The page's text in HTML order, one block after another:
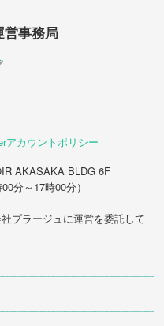
事務局
アカウントポリシー
AKASAKA BLDG 6F
分～17時00分）
プラージュに運営を委託して